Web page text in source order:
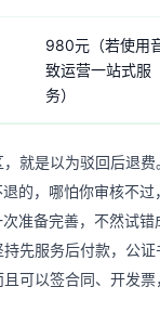
980元（若使用
致运营一站式服
务）
就是以为驳回后退
的，哪怕你审核不过
准备完善，不然试错
先服务后付款，公
可以签合同、开发